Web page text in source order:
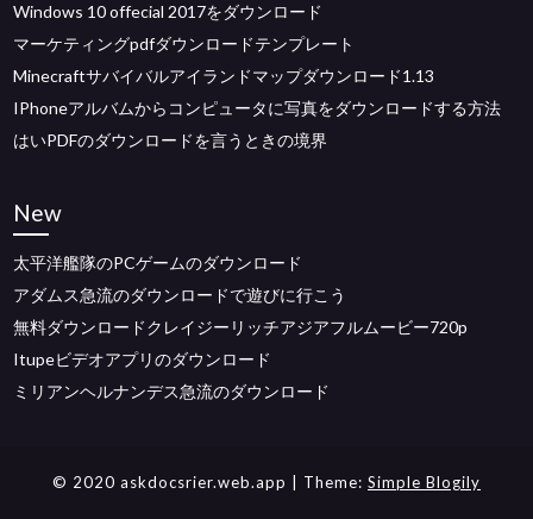
Windows 10 offecial 2017をダウンロード
マーケティングpdfダウンロードテンプレート
Minecraftサバイバルアイランドマップダウンロード1.13
IPhoneアルバムからコンピュータに写真をダウンロードする方法
はいPDFのダウンロードを言うときの境界
New
太平洋艦隊のPCゲームのダウンロード
アダムス急流のダウンロードで遊びに行こう
無料ダウンロードクレイジーリッチアジアフルムービー720p
Itupeビデオアプリのダウンロード
ミリアンヘルナンデス急流のダウンロード
© 2020 askdocsrier.web.app | Theme: Simple Blogily